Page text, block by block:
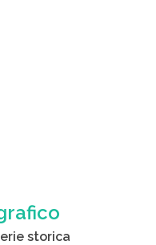
storica